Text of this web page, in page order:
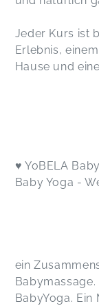
Jeder Kurs ist
Erlebnis,
Hause und
♥ YoBELA
Baby Yoga -
ein
BabyYoga. Ein